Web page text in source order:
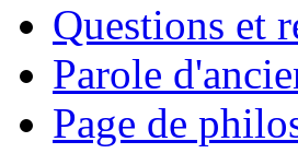
Questions et
Parole
Page de